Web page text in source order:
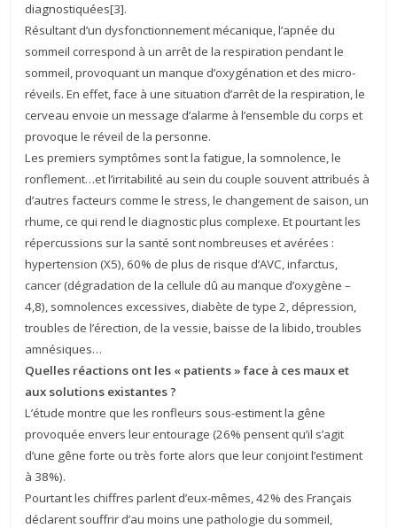
diagnostiquées[3].
Résultant d’un dysfonctionnement mécanique, l’apnée du
sommeil correspond à un arrêt de la respiration pendant le
sommeil, provoquant un manque d’oxygénation et des micro-
réveils. En effet, face à une situation d’arrêt de la respiration, le
cerveau envoie un message d’alarme à l’ensemble du corps et
provoque le réveil de la personne.
Les premiers symptômes sont la fatigue, la somnolence, le
ronflement…et l’irritabilité au sein du couple souvent attribués à
d’autres facteurs comme le stress, le changement de saison, un
rhume, ce qui rend le diagnostic plus complexe. Et pourtant les
répercussions sur la santé sont nombreuses et avérées :
hypertension (X5), 60% de plus de risque d’AVC, infarctus,
cancer (dégradation de la cellule dû au manque d’oxygène –
4,8), somnolences excessives, diabète de type 2, dépression,
troubles de l’érection, de la vessie, baisse de la libido, troubles
amnésiques…
Quelles réactions ont les « patients » face à ces maux et
aux solutions existantes ?
L’étude montre que les ronfleurs sous-estiment la gêne
provoquée envers leur entourage (26% pensent qu’il s’agit
d’une gêne forte ou très forte alors que leur conjoint l’estiment
à 38%).
Pourtant les chiffres parlent d’eux-mêmes, 42% des Français
déclarent souffrir d’au moins une pathologie du sommeil,